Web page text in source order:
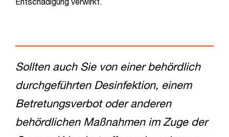
Sollten auch Sie von einer behördlich
durchgeführten Desinfektion, einem
Betretungsverbot oder anderen
behördlichen Maßnahmen im Zuge der